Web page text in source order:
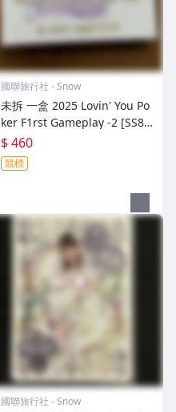
國聯旅行社 - Snow
未拆 一盒 2025 Lovin' You Po
ker F1rst Gameplay -2 [SS8
1]
$ 460
競標
國聯旅行社 - Snow